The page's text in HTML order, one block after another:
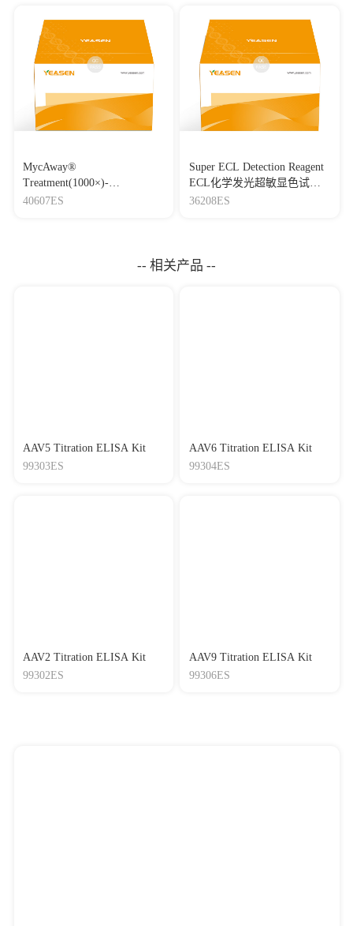
MycAway®
Treatment(1000×)-
Mycoplasma Elimination
40607ES
Super ECL Detection Reagent
ECL化学发光超敏显色试剂
盒
36208ES
-- 相关产品 --
AAV5 Titration ELISA Kit
99303ES
AAV6 Titration ELISA Kit
99304ES
AAV2 Titration ELISA Kit
99302ES
AAV9 Titration ELISA Kit
99306ES